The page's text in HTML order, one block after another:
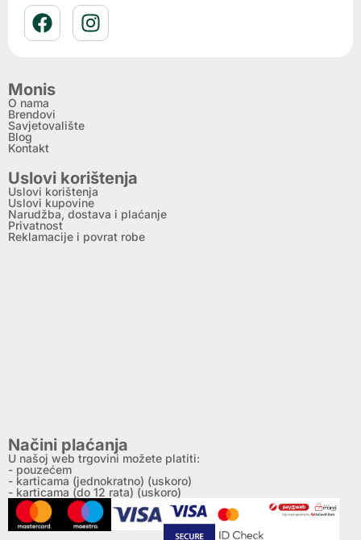
Monis
O nama
Brendovi
Savjetovalište
Blog
Kontakt
Uslovi korištenja
Uslovi korištenja
Uslovi kupovine
Narudžba, dostava i plaćanje
Privatnost
Reklamacije i povrat robe
Načini plaćanja
U našoj web trgovini možete platiti:
- pouzećem
- karticama (jednokratno) (uskoro)
- karticama (do 12 rata) (uskoro)